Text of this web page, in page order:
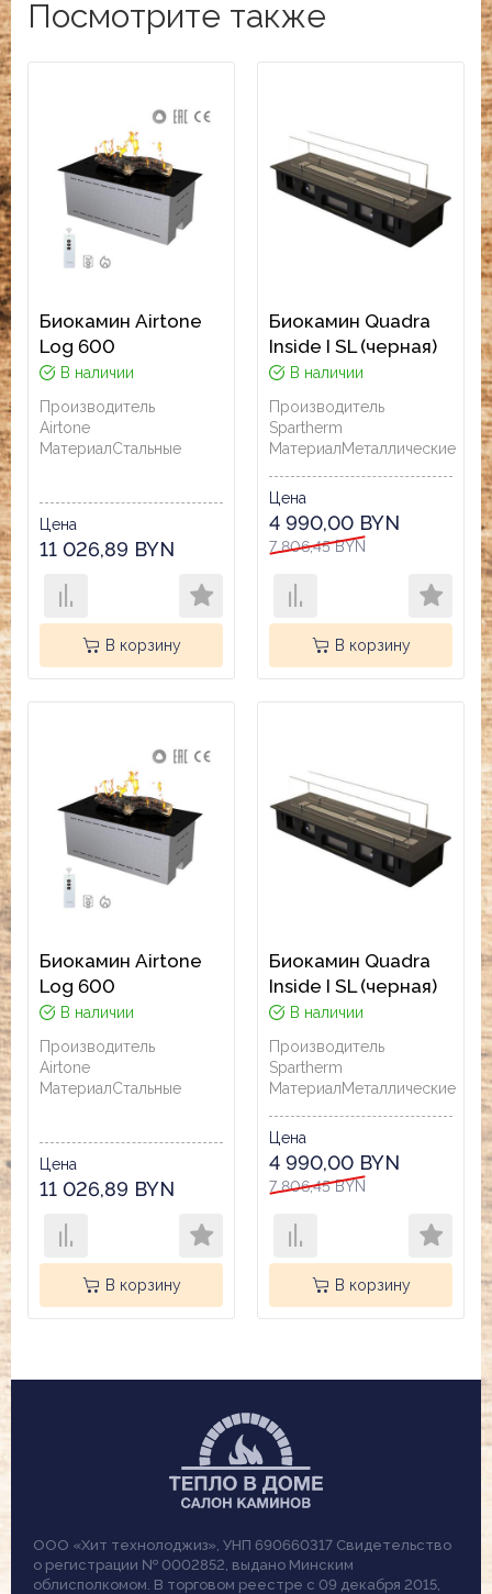
Посмотрите также
Биокамин Airtone
Log 600
В наличии
Производитель
Airtone
МатериалСтальные
Цена
11 026,89 BYN
В корзину
Биокамин Quadra
Inside I SL (черная)
В наличии
Производитель
Spartherm
МатериалМеталлические
Цена
4 990,00 BYN
7 806,45 BYN
В корзину
Биокамин Airtone
Log 600
В наличии
Производитель
Airtone
МатериалСтальные
Цена
11 026,89 BYN
В корзину
Биокамин Quadra
Inside I SL (черная)
В наличии
Производитель
Spartherm
МатериалМеталлические
Цена
4 990,00 BYN
7 806,45 BYN
В корзину
ООО «Хит технолоджиз», УНП 690660317 Свидетельство
о регистрации № 0002852, выдано Минским
облисполкомом. В торговом реестре с 09 декабря 2015,